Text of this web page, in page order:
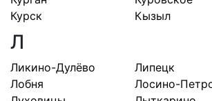
Курск
Кызыл
Л
Ликино-Дулёво
Липецк
Лобня
Лосино-